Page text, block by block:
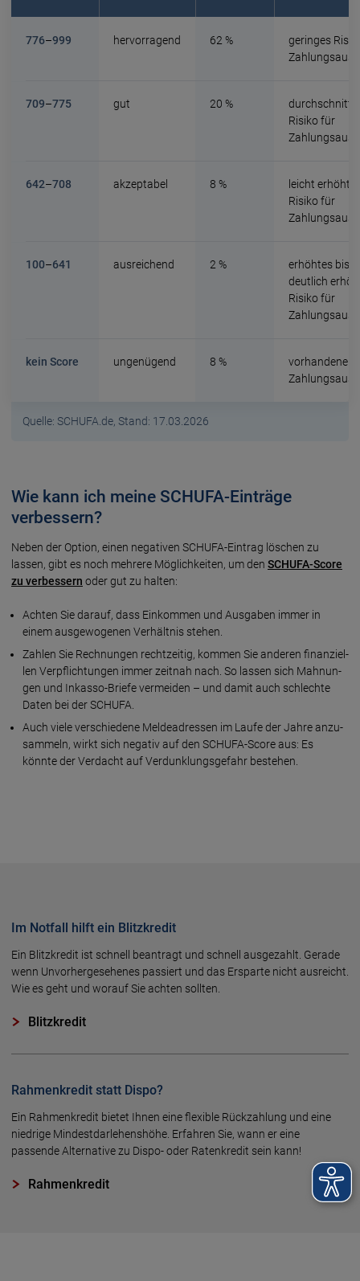
776–999 hervorragend 62 %
geringes
709–775 gut 20 %
Risiko für
642–708 akzeptabel 8 %
leicht
Risiko für
100–641 ausreichend 2 %
erhöhtes bis
deutlich
Risiko für
kein Score ungenügend 8 %
vorhandene
Quelle: SCHUFA.de, Stand: 17.03.2026
Wie kann ich meine SCHUFA-Einträge
verbessern?
Neben der Option, einen negativen SCHUFA-Eintrag lö­schen zu
lassen, gibt es noch meh­re­re Mög­lich­kei­ten, um den SCHUFA-Score
zu ver­bes­sern oder gut zu hal­ten:
Ach­ten Sie da­rauf, dass Ein­kom­men und Aus­ga­ben immer in
einem aus­ge­wo­ge­nen Ver­hält­nis stehen.
Zahlen Sie Rechnungen recht­zei­tig, kommen Sie an­de­ren fi­nan­ziel­
len Ver­pflich­tun­gen immer zeit­nah nach. So lassen sich Mah­nun­
gen und Inkasso-Briefe ver­mei­den – und da­mit auch schlechte
Da­ten bei der SCHUFA.
Auch viele verschiedene Melde­adres­sen im Lau­fe der Jah­re an­zu­
sam­meln, wirkt sich ne­ga­tiv auf den SCHUFA-Score aus: Es
könnte der Ver­dacht auf Ver­dunk­lungs­ge­fahr bestehen.
Im Notfall hilft ein Blitzkredit
Ein Blitzkredit ist schnell beantragt und schnell ausgezahlt. Gerade
wenn Unvorhergesehenes passiert und das Ersparte nicht ausreicht.
Wie es geht und worauf Sie achten sollten.
Blitzkredit
Rahmenkredit statt Dispo?
Ein Rahmenkredit bietet Ihnen eine flexible Rückzahlung und eine
niedrige Mindestdarlehenshöhe. Erfahren Sie, wann er eine
passende Alternative zu Dispo- oder Ratenkredit sein kann!
Rahmenkredit